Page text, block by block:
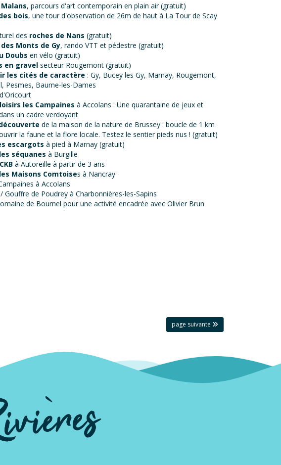
, parcours d'art contemporain en plain air (gratuit)
bois, une tour d'observation de 26m de haut à La Tour de Scay
des roches de Nans (gratuit)
Monts de Gy, rando VTT et pédestre (gratuit)
Doubs en vélo (gratuit)
en gravel secteur Rougemont (gratuit)
les cités de caractère : Gy, Bucey les Gy, Marnay, Rougemont,
Pesmes, Baume-les-Dames
les Campaines à Accolans : Une quarantaine de jeux et
un cadre verdoyant
de la maison de la nature de Brussey : boucle de 1 km
la faune et la flore locale. Testez le sentier pieds nus ! (gratuit)
escargots à pied à Marnay (gratuit)
séquanes à Burgille
à Autoreille à partir de 3 ans
Maisons Comtoises à Nancray
à Accolans
Gouffre de Poudrey à Charbonnières-les-Sapins
de Bournel pour une activité encadrée avec Olivier Brun
page suivante